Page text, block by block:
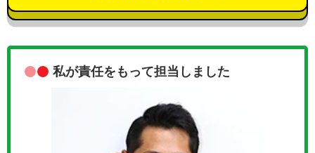
私が責任をもって担当しました